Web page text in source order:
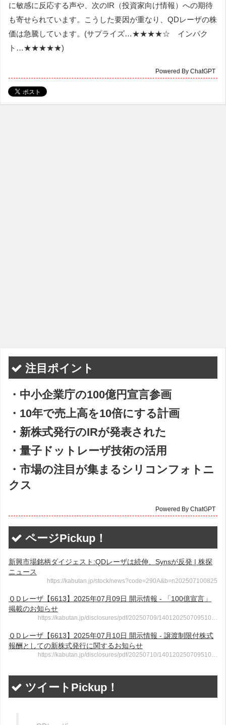
に敏感に反応する声や、次のIR（投資家向け情報）への期待
も寄せられています。こうした要因が重なり、QDレーザの株
価は急騰しています。(サプライズ…★★★★☆ インパク
ト…★★★★★)
Powered By ChatGPT
注目ポイント
・中小企業庁の100億円宣言参画
・10年で売上高を10倍にする計画
・新株式発行のIRが発表された
・量子ドットレーザ技術の活用
・市場の注目が集まるシリコンフォトニ
クス
Powered By ChatGPT
ページPickup！
新興市場銘柄ダイジェスト:QDレーザは続伸、Synsが反発 | 株探
ニュース
https://kabutan.jp/stock/news?code=290A&b=n202507100825
ＱＤレーザ【6613】2025年07月09日 開示情報 - 「100億宣言」
掲載のお知らせ
https://kabutan.jp/disclosures/pdf/20250709/140120250709510…
ＱＤレーザ【6613】2025年07月10日 開示情報 - 譲渡制限付株式
報酬としての新株式発行に関するお知らせ
https://kabutan.jp/disclosures/pdf/20250710/140120250709510…
ツイートPickup！